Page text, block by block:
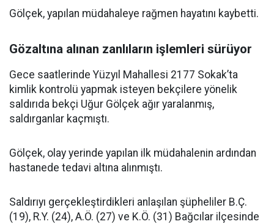
Gölçek, yapılan müdahaleye rağmen hayatını kaybetti.
Gözaltına alınan zanlıların işlemleri sürüyor
Gece saatlerinde Yüzyıl Mahallesi 2177 Sokak’ta
kimlik kontrolü yapmak isteyen bekçilere yönelik
saldırıda bekçi Uğur Gölçek ağır yaralanmış,
saldırganlar kaçmıştı.
Gölçek, olay yerinde yapılan ilk müdahalenin ardından
hastanede tedavi altına alınmıştı.
Saldırıyı gerçekleştirdikleri anlaşılan şüpheliler B.Ç.
(19), R.Y. (24), A.Ö. (27) ve K.Ö. (31) Bağcılar ilçesinde